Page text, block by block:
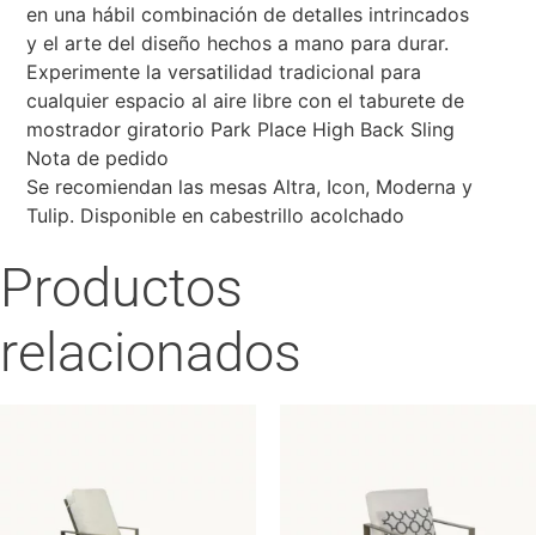
en una hábil combinación de detalles intrincados
y el arte del diseño hechos a mano para durar.
Experimente la versatilidad tradicional para
cualquier espacio al aire libre con el taburete de
mostrador giratorio Park Place High Back Sling
Nota de pedido
Se recomiendan las mesas Altra, Icon, Moderna y
Tulip. Disponible en cabestrillo acolchado
Productos
relacionados